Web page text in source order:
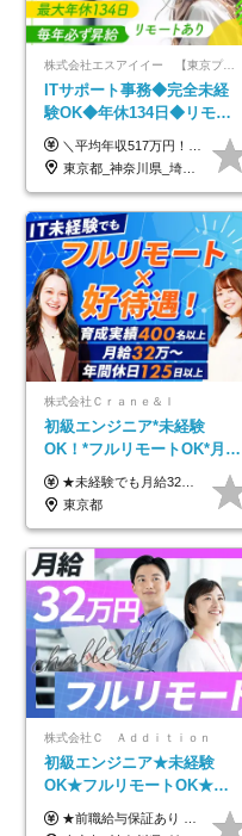
株式会社エスアイイー 【東京プロマーケット上場】
ITサポート事務◆完全未経
験OK◆年休134日◆リモー
トOK◆残業月7h以下◆賞与
年3回◆5年目まで必ず昇給
＼平均年収517万円！入社5年目まで毎年必ず昇給／ ■賞与年3回 ■年収800万円以上も可 ■入社3年以上の平均年収469.2万円 月給23万2000円以上＋賞与年3回＋各種手当 ☆入社5年目まで最大1万5000円の定期昇給を確約 ┃各種手当充実 ・規定の資格を取得すれば、2000円～5万円を毎月支給（2万4000円～60万円／年） ・研修中に取得した取得率95％の資格でも研修後の給料UP ※月給は年齢・経験・能力を考慮して、優遇いたします ※上記月給金額は固定残業代（20時間/3万1300円円以上）を含み、超過分は別途支給いたします ※試用期間（6ヶ月）は月給に変動はありますが、その他待遇に差異はありません ├入社後1ヶ月～3ヶ月間は、月給20万1900円となります └上記金額は固定残業代（10時間／1万6000円）を含み、超過分は別途支給いたします
東京都_神奈川県_埼玉県_千葉県_大阪府_愛知県_北海道_青森県_岩手県_宮城県_秋田県_山形県_福島県_茨城県_栃木県_群馬県_新潟県_山梨県_長野県_富山県_石川県_福井県_静岡県_岐阜県_三重県_兵庫県_京都府_滋賀県_奈良県_和歌山県_広島県_岡山県_鳥取県_島根県_山口県_徳島県_香川県_愛媛県_高知県_福岡県_熊本県_佐賀県_長崎県_大分県_宮崎県_鹿児島県_沖縄県
株式会社Ｃｒａｎｅ＆Ｉ
初級エンジニア*未経験
OK！*フルリモートOK*月給
32万～*残業月9.8h*1ヶ月の
研修*資格取得率100％
★未経験でも月給32万円スタート★ 月収32万円～35万円＋各種手当（資格手当だけで毎月15万の上乗せ実績あり！） ★資格手当豊富！1資格につき最大3万円支給 ★功績手当の導入で、毎月のお給与に上乗せで最大10万円支給している社員も！ ★1回の昇級で年収数十万UPも可 ★ゆくゆくは年収1000万以上も目指せる 年俸384万円～1,162万8,000円（12分割） ※経験・スキルを考慮の上決定します ※上記金額には固定残業代（月30h分・60,800円～66,500円）を含みます ※超過分は別途全額支給します ※試用期間2ヶ月間あり（その他待遇に差異はありません）
東京都
株式会社Ｃ Ａｄｄｉｔｉｏｎ
初級エンジニア★未経験
OK★フルリモートOK★月
給32万円～★残業月10h＆
年休120日以上★副業可
★前職給与保証あり ★月給32万円以上＋インセンティブあり 月給32万円以上＋インセンティブ＋各種手当 ※上記には固定残業代（月30時間・44,400円～）を含みます ※超過分は別途支給します ※試用期間はございません ★＼成果＝あなたの収入／★ 【1】案件単価ー8万円＝あなたの給与 参画したプロジェクトの案件単価から 一律8万円引いた金額があなたの給与です！ （月給例） ■1人称での構築・小規模な詳細設計 案件単価55万円ー8万円＝月給47万円（還元率85.5%） ■大型案件の設計・構築やプロジェクト管理 案件単価90万円ー8万円＝月給82万円（還元率91.1%） ‥‥‥‥‥‥‥‥‥‥‥‥‥‥‥‥‥‥ 【2】月給の他にも豊富なインセンティブあり 全員が月3～13万円のインセンティブをゲットしています！ ≪インセンティブ制度≫ 稼働している現場で増員・交代が発生し、 当社の人員を配属が決定した際に支給。 ◇C Addition正社員が参画 ：実粗利の10%／毎月 ◇協力会社所属の社員が参画：実粗利の30%／毎月 ≪リファラル制度≫ あなたの知り合いが当社のメンバーになった際に、 毎月1人あたり2万円支給します◎ ‥‥‥‥‥‥‥‥‥‥‥‥‥‥‥‥‥‥